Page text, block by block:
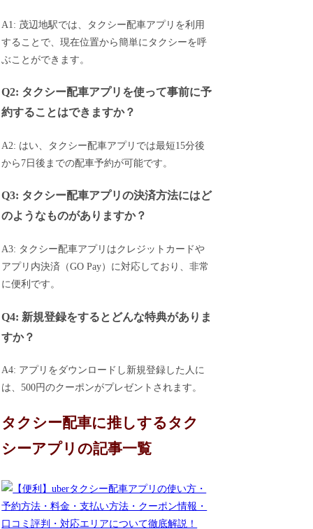
A1: 茂辺地駅では、タクシー配車アプリを利用
することで、現在位置から簡単にタクシーを呼
ぶことができます。
Q2: タクシー配車アプリを使って事前に予
約することはできますか？
A2: はい、タクシー配車アプリでは最短15分後
から7日後までの配車予約が可能です。
Q3: タクシー配車アプリの決済方法にはど
のようなものがありますか？
A3: タクシー配車アプリはクレジットカードや
アプリ内決済（GO Pay）に対応しており、非常
に便利です。
Q4: 新規登録をするとどんな特典がありま
すか？
A4: アプリをダウンロードし新規登録した人に
は、500円のクーポンがプレゼントされます。
タクシー配車に推しするタク
シーアプリの記事一覧